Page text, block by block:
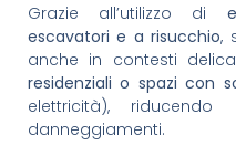
Grazie all’utilizzo di
escavatori e a risucchio,
anche in contesti
residenziali o spazi con
elettricità),
danneggiamenti.